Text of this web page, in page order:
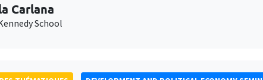
Carlana
School